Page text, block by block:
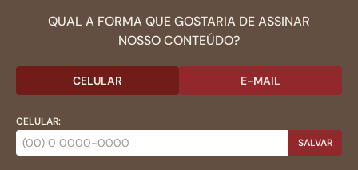
QUAL A FORMA QUE GOSTARIA DE ASSINAR
NOSSO CONTEÚDO?
CELULAR E-MAIL
CELULAR:
SALVAR